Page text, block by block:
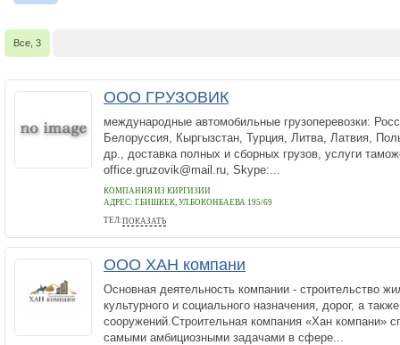
Все, 3
ООО ГРУЗОВИК
международные автомобильные грузоперевозки:
Белоруссия, Кыргызстан, Турция, Литва, Латвия,
др., доставка полных и сборных грузов, услуги
office.gruzovik@mail.ru, Skype:...
КОМПАНИЯ ИЗ КИРГИЗИИ
АДРЕС: Г.БИШКЕК, УЛ.БОКОНБАЕВА 195/69
ТЕЛ:ПОКАЗАТЬ
0557145147
ООО ХАН компани
Основная деятельность компании - строительство
культурного и социального назначения, дорог, а
сооружений.Строительная компания «Хан компани»
самыми амбициозными задачами в сфере...